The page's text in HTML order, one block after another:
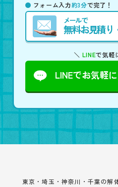
フォーム入力約3分で完了！
メールで
無料お見積り
＼ LINEで気軽
LINEでお気軽に
東京・埼玉・神奈川・千葉の解